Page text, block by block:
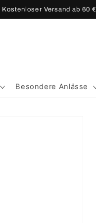
Versand ab 60 €
Besondere Anlässe